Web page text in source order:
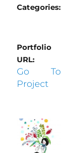
Categories:
Portfolio
URL:
Go To
Project